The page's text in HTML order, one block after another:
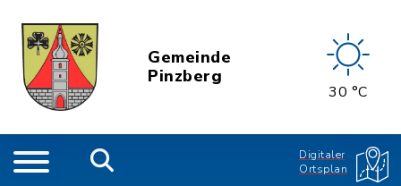
Gemeinde
Pinzberg
30 °C
Digitaler
Ortsplan